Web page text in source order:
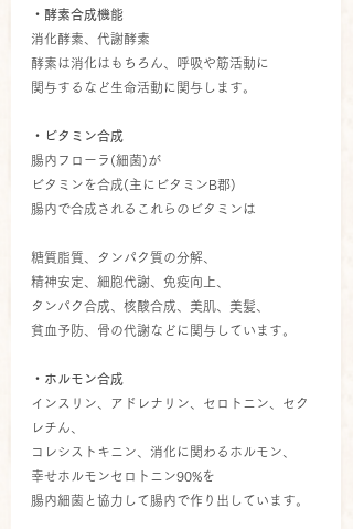
・酵素合成機能
消化酵素、代謝酵素
酵素は消化はもちろん、呼吸や筋活動に
関与するなど生命活動に関与します。
・ビタミン合成
腸内フローラ(細菌)が
ビタミンを合成(主にビタミンB郡)
腸内で合成されるこれらのビタミンは
糖質脂質、タンパク質の分解、
精神安定、細胞代謝、免疫向上、
タンパク合成、核酸合成、美肌、美髪、
貧血予防、骨の代謝などに関与しています。
・ホルモン合成
インスリン、アドレナリン、セロトニン、セク
レチん、
コレシストキニン、消化に関わるホルモン、
幸せホルモンセロトニン90%を
腸内細菌と協力して腸内で作り出しています。